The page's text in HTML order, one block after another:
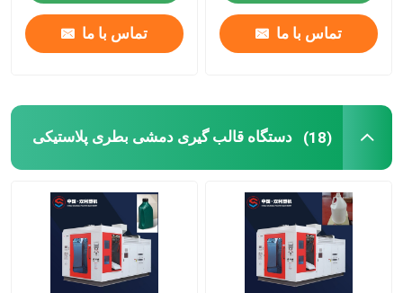
خانه
دربارهی ما
اطلاعات تماس
تماس با ما تماس با ما
دستگاه قالب گیری دمشی بطری پلاستیکی (18)